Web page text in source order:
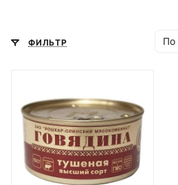
ФИЛЬТР